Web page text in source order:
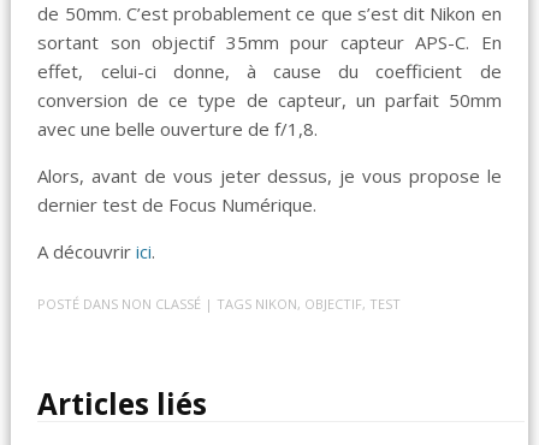
de 50mm. C’est probablement ce que s’est dit Nikon en
sortant son objectif 35mm pour capteur APS-C. En
effet, celui-ci donne, à cause du coefficient de
conversion de ce type de capteur, un parfait 50mm
avec une belle ouverture de f/1,8.
Alors, avant de vous jeter dessus, je vous propose le
dernier test de Focus Numérique.
A découvririci.
POSTÉ DANS NON CLASSÉ | TAGS NIKON, OBJECTIF, TEST
Articles liés